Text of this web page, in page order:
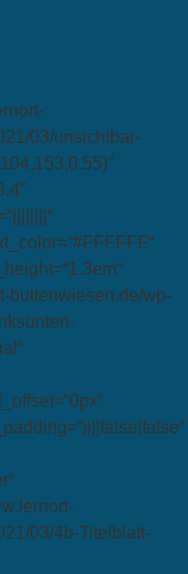
03/unsichtbar-
buttenwiesen.de/wp-
03/4b-Titelblatt-